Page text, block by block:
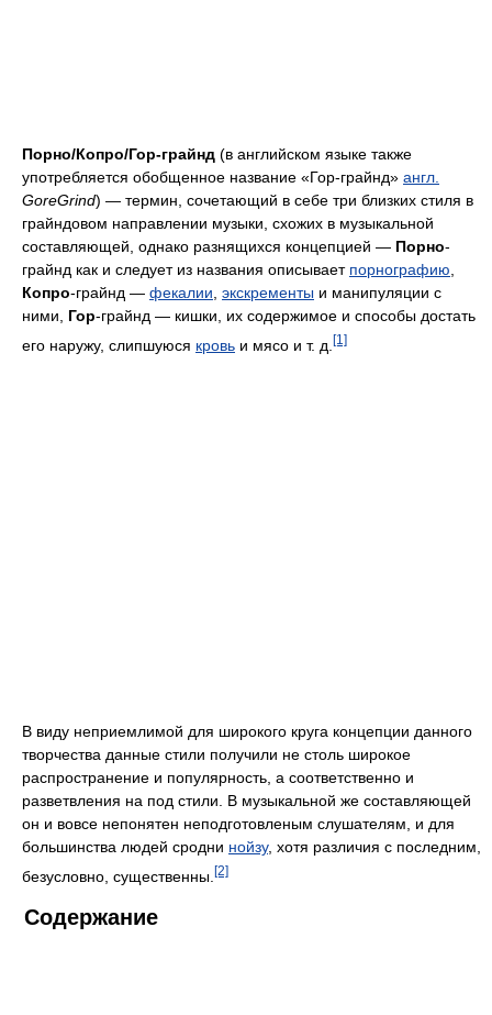
Порно/Копро/Гор-грайнд (в английском языке также
употребляется обобщенное название «Гор-гpайнд» англ.
GoreGrind) — термин, сочетающий в себе три близких стиля в
грайндовом направлении музыки, схожих в музыкальной
составляющей, однако разнящихся концепцией — Порно-
грайнд как и следует из названия описывает порнографию
Копро-грайнд — фекалии экскременты и манипуляции с
ними, Гор-грайнд — кишки, их содержимое и способы достать
его наружу, слипшуюся кровь и мясо и т. д. [1]
В виду неприемлимой для широкого круга концепции данного
творчества данные стили получили не столь широкое
распространение и популярность, а соответственно и
разветвления на под стили. В музыкальной же составляющей
он и вовсе непонятен неподготовленым слушателям, и для
большинства людей сродни нойзу, хотя различия с последним,
безусловно, существенны. [2]
Содержание